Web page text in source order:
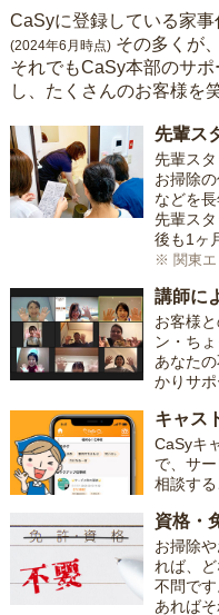
CaSyに登録している家事
(2024年6月時点) その多くが
それでもCaSy本部のサ
し、たくさんのお客様を
先輩ス
先輩ス
お掃除
などを
先輩ス
後も1ヶ
※ 関東エ
講師に
お客様
ン・ち
あなた
かりサポ
キャス
CaSyキ
で、サ
相談する
資格・
お掃除
れば、
不問で
あれば